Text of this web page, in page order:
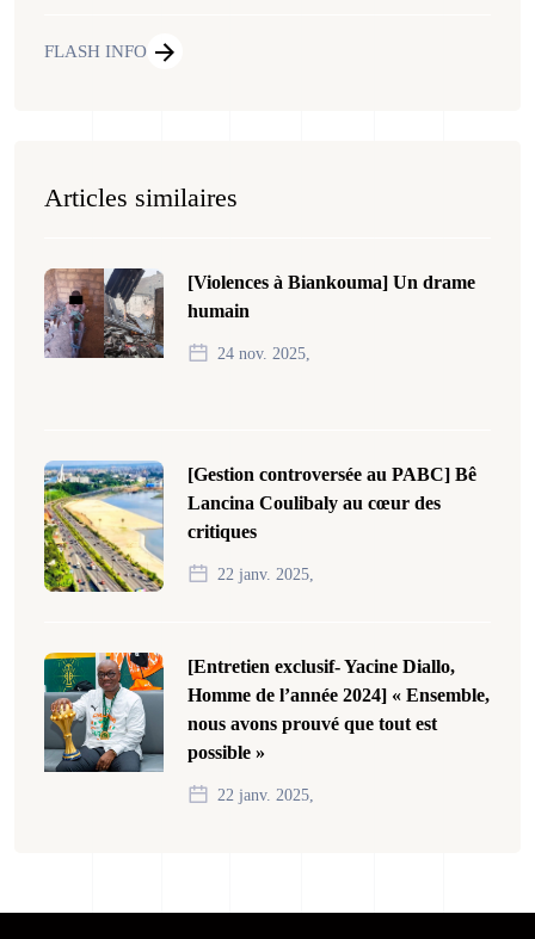
FLASH INFO
Articles similaires
[Violences à Biankouma] Un drame
humain
24 nov. 2025,
[Gestion controversée au PABC] Bê
Lancina Coulibaly au cœur des
critiques
22 janv. 2025,
[Entretien exclusif- Yacine Diallo,
Homme de l’année 2024] « Ensemble,
nous avons prouvé que tout est
possible »
22 janv. 2025,